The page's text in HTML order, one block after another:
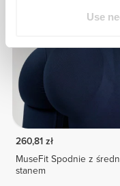
Use
260,81 zł
MuseFit Spodnie z
stanem